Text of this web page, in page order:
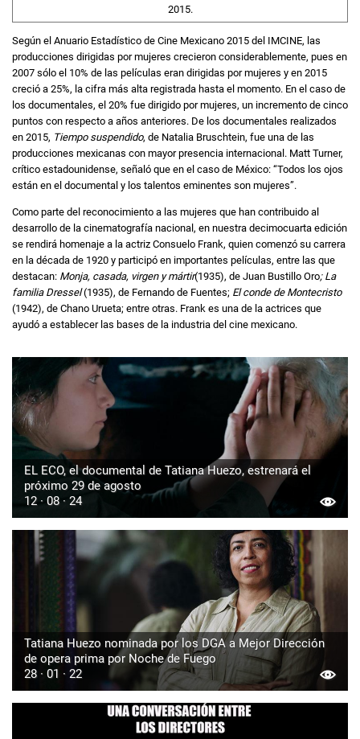
2015.
Según el Anuario Estadístico de Cine Mexicano 2015 del IMCINE, las
producciones dirigidas por mujeres crecieron considerablemente, pues en
2007 sólo el 10% de las películas eran dirigidas por mujeres y en 2015
creció a 25%, la cifra más alta registrada hasta el momento. En el caso de
los documentales, el 20% fue dirigido por mujeres, un incremento de cinco
puntos con respecto a años anteriores. De los documentales realizados
en 2015, Tiempo suspendido, de Natalia Bruschtein, fue una de las
producciones mexicanas con mayor presencia internacional. Matt Turner,
crítico estadounidense, señaló que en el caso de México: “Todos los ojos
están en el documental y los talentos eminentes son mujeres”.
Como parte del reconocimiento a las mujeres que han contribuido al
desarrollo de la cinematografía nacional, en nuestra decimocuarta edición
se rendirá homenaje a la actriz Consuelo Frank, quien comenzó su carrera
en la década de 1920 y participó en importantes películas, entre las que
destacan: Monja, casada, virgen y mártir(1935), de Juan Bustillo Oro; La
familia Dressel(1935), de Fernando de Fuentes; El conde de Montecristo
(1942), de Chano Urueta; entre otras. Frank es una de la actrices que
ayudó a establecer las bases de la industria del cine mexicano.
EL ECO, el documental de Tatiana Huezo, estrenará el
próximo 29 de agosto
12 · 08 · 24
Tatiana Huezo nominada por los DGA a Mejor Dirección
de opera prima por Noche de Fuego
28 · 01 · 22